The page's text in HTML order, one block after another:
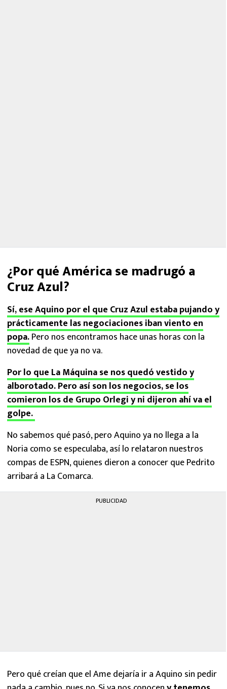
¿Por qué América se madrugó a
Cruz Azul?
Sí, ese Aquino por el que Cruz Azul estaba pujando y
prácticamente las negociaciones iban viento en
popa.Pero nos encontramos hace unas horas con la
novedad de que ya no va.
Por lo que La Máquina se nos quedó vestido y
alborotado. Pero así son los negocios, se los
comieron los de Grupo Orlegi y ni dijeron ahí va el
golpe.
No sabemos qué pasó, pero Aquino ya no llega a la
Noria como se especulaba, así lo relataron nuestros
compas de ESPN, quienes dieron a conocer que Pedrito
arribará a La Comarca.
PUBLICIDAD
Pero qué creían que el Ame dejaría ir a Aquino sin pedir